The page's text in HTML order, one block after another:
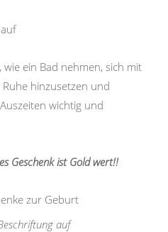
ein Bad nehmen, sich mit
Ruhe hinzusetzen und
wichtig und
Geschenk ist Gold wert!!
auf